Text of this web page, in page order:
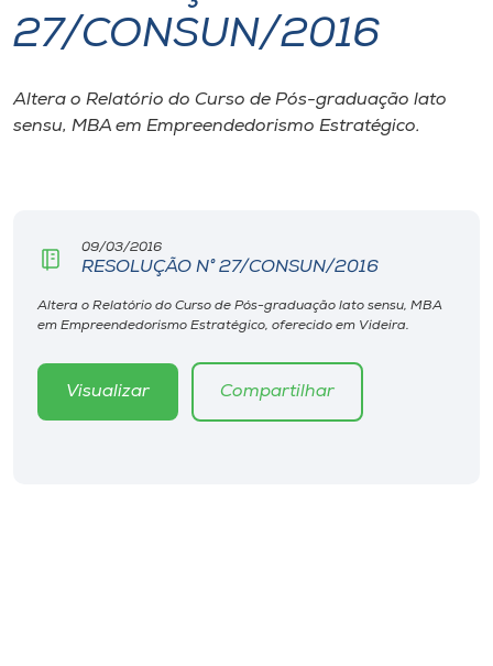
I.nova
Diplomados
CPA
Biblioteca
Editora
27/CONSUN/2016
Altera o Relatório do Curso de Pós-graduação lato
sensu, MBA em Empreendedorismo Estratégico.
09/03/2016
RESOLUÇÃO N° 27/CONSUN/2016
Altera o Relatório do Curso de Pós-graduação lato sensu, MBA
em Empreendedorismo Estratégico, oferecido em Videira.
Visualizar Compartilhar